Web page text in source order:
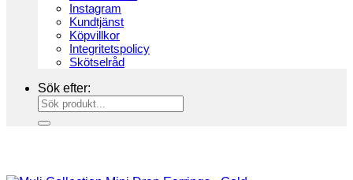
Instagram
Kundtjänst
Köpvillkor
Integritetspolicy
Skötselråd
Sök efter: